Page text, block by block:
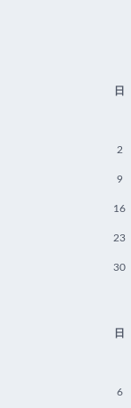
日
2
9
16
23
30
日
6